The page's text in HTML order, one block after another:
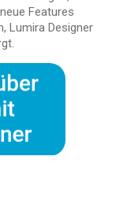
Features
Lumira Designer